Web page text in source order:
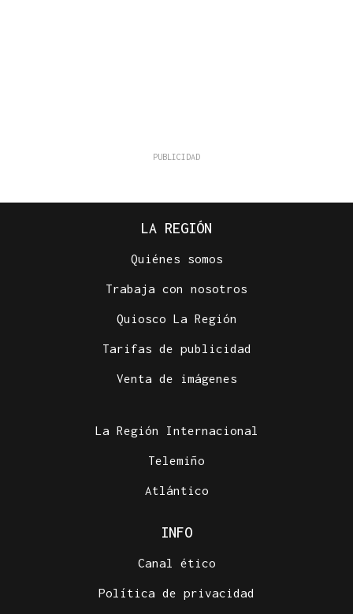
LA REGIÓN
Quiénes somos
Trabaja con nosotros
Quiosco La Región
Tarifas de publicidad
Venta de imágenes
La Región Internacional
Telemiño
Atlántico
INFO
Canal ético
Política de privacidad